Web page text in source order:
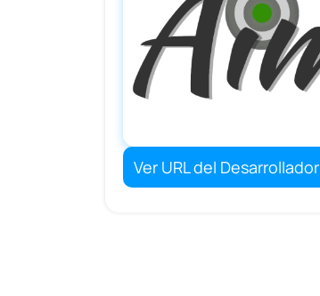
Ver URL del Desarrollador